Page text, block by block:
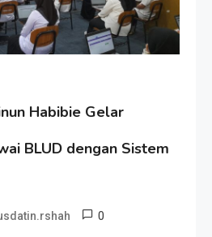
Habibie Gelar
BLUD dengan Sistem
0